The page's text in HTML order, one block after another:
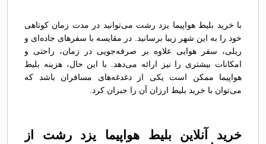
با خرید بلیط هواپیما یزد رشت می‌توانید در مدت زمان کوتاهی
خود را به این شهر زیبا برسانید. در مقایسه با سفرهای جاده‌ای و
ریلی، سفر هوایی علاوه بر صرفه‌جویی در زمان، راحتی و
امکانات بیشتری را نیز ارائه می‌دهد. با این حال، هزینه بلیط
هواپیما ممکن است یکی از دغدغه‌های مسافران باشد که
می‌توان با خرید بلیط ارزان آن را جبران کرد.
خرید آنلاین بلیط هواپیما یزد رشت از